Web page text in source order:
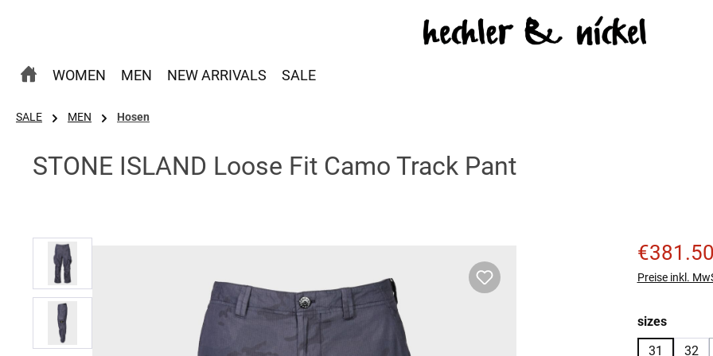
WOMEN MEN NEW ARRIVALS SALE
SALE MEN Hosen
STONE ISLAND Loose Fit Camo Track Pant
Bildergalerie überspringen Verkaufspreis:
€381.50
Preise inkl.
sizes
31
32